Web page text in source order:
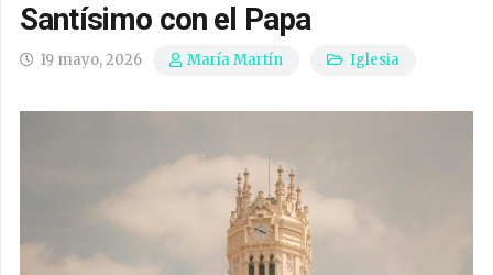
Santísimo con el Papa
19 mayo, 2026 María Martín Iglesia